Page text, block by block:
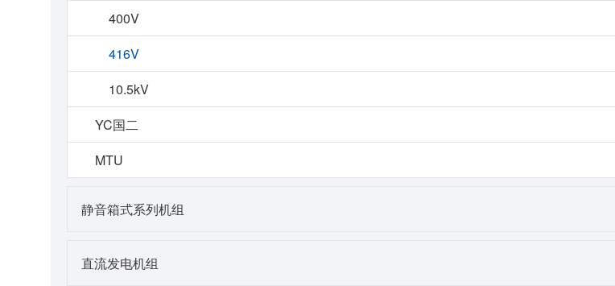
400V
416V
10.5kV
YC国二
MTU
静音箱式系列机组
直流发电机组